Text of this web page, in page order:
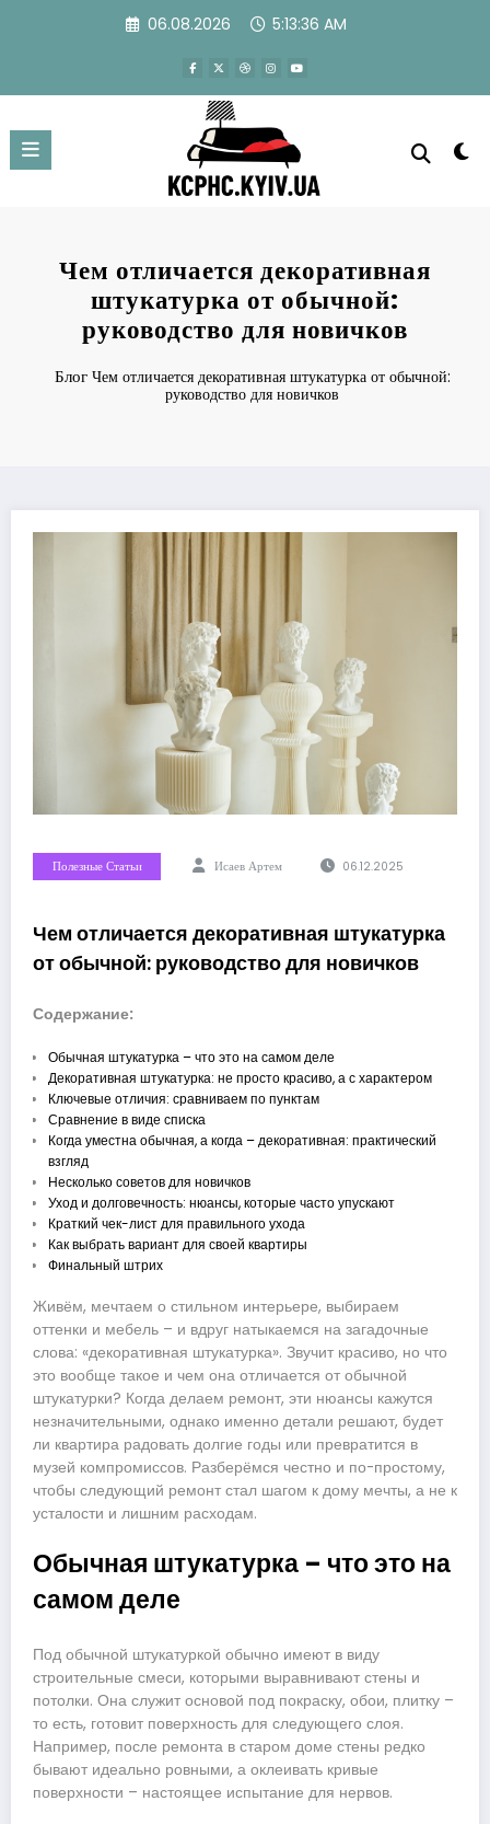
06.08.2026 5:13:37 AM
Чем отличается декоративная
штукатурка от обычной:
руководство для новичков
Блог Чем отличается декоративная штукатурка от обычной:
руководство для новичков
Полезные Статьи Исаев Артем 06.12.2025
Чем отличается декоративная штукатурка
от обычной: руководство для новичков
Содержание:
Обычная штукатурка – что это на самом деле
Декоративная штукатурка: не просто красиво, а с характером
Ключевые отличия: сравниваем по пунктам
Сравнение в виде списка
Когда уместна обычная, а когда – декоративная: практический
взгляд
Несколько советов для новичков
Уход и долговечность: нюансы, которые часто упускают
Краткий чек-лист для правильного ухода
Как выбрать вариант для своей квартиры
Финальный штрих
Живём, мечтаем о стильном интерьере, выбираем
оттенки и мебель – и вдруг натыкаемся на загадочные
слова: «декоративная штукатурка». Звучит красиво, но что
это вообще такое и чем она отличается от обычной
штукатурки? Когда делаем ремонт, эти нюансы кажутся
незначительными, однако именно детали решают, будет
ли квартира радовать долгие годы или превратится в
музей компромиссов. Разберёмся честно и по-простому,
чтобы следующий ремонт стал шагом к дому мечты, а не к
усталости и лишним расходам.
Обычная штукатурка – что это на
самом деле
Под обычной штукатуркой обычно имеют в виду
строительные смеси, которыми выравнивают стены и
потолки. Она служит основой под покраску, обои, плитку –
то есть, готовит поверхность для следующего слоя.
Например, после ремонта в старом доме стены редко
бывают идеально ровными, а оклеивать кривые
поверхности – настоящее испытание для нервов.